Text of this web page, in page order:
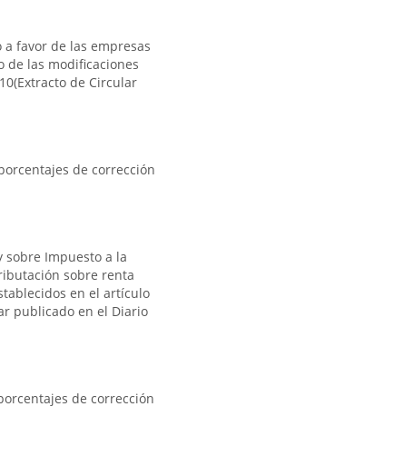
favor de las empresas
de las modificaciones
de Circular
de corrección
sobre Impuesto a la
sobre renta
en el artículo
publicado en el Diario
de corrección